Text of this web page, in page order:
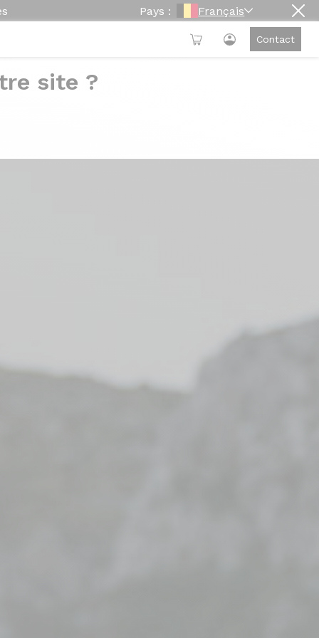
Pays : Français
Contact
site ?